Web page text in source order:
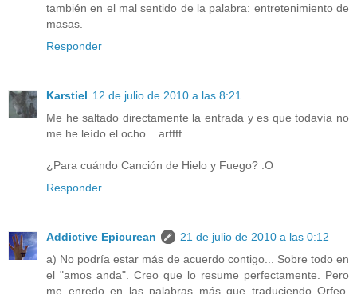
también en el mal sentido de la palabra: entretenimiento de
masas.
Responder
Karstiel 12 de julio de 2010 a las 8:21
Me he saltado directamente la entrada y es que todavía no
me he leído el ocho... arffff
¿Para cuándo Canción de Hielo y Fuego? :O
Responder
Addictive Epicurean
21 de julio de 2010 a las 0:12
a) No podría estar más de acuerdo contigo... Sobre todo en
el "amos anda". Creo que lo resume perfectamente. Pero
me enredo en las palabras más que traduciendo Orfeo.